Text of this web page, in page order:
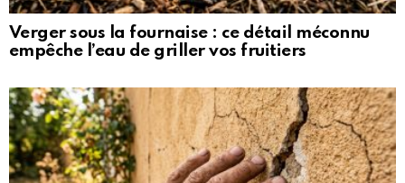
Verger sous la fournaise : ce détail méconnu
empêche l’eau de griller vos fruitiers